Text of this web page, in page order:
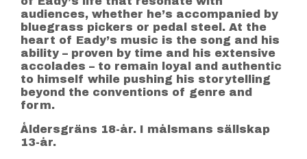
audiences, whether he’s accompanied by
bluegrass pickers or pedal steel. At the
heart of Eady’s music is the song and his
ability – proven by time and his extensive
accolades – to remain loyal and authentic
to himself while pushing his storytelling
beyond the conventions of genre and
form.
Åldersgräns 18-år. I målsmans sällskap
13-år.